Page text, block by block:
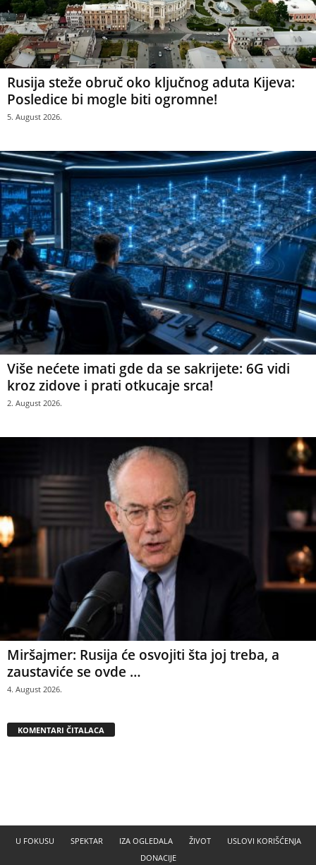
Rusija steže obruč oko ključnog aduta Kijeva:
Posledice bi mogle biti ogromne!
5. August 2026.
Više nećete imati gde da se sakrijete: 6G vidi
kroz zidove i prati otkucaje srca!
2. August 2026.
Miršajmer: Rusija će osvojiti šta joj treba, a
zaustaviće se ovde …
4. August 2026.
KOMENTARI ČITALACA
U FOKUSU SPEKTAR IZA OGLEDALA ŽIVOT
USLOVI KORIŠĆENJA
DONACIJE